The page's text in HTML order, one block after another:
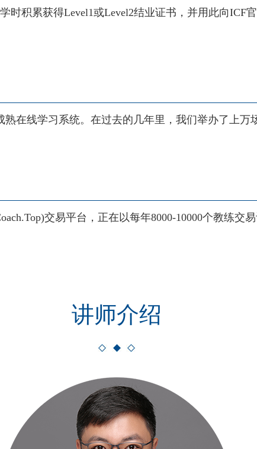
时积累获得Level1或Level2结业证书，并用此向ICF
在线学习系统。在过去的几年里，我们举办了上万
交易平台，正在以每年8000-10000个教练交
讲师介绍